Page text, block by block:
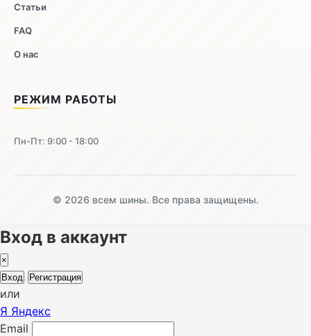
Статьи
FAQ
О нас
РЕЖИМ РАБОТЫ
Пн-Пт: 9:00 - 18:00
© 2026 всем шины. Все права защищены.
Вход в аккаунт
×
Вход
Регистрация
или
Я Яндекс
Email